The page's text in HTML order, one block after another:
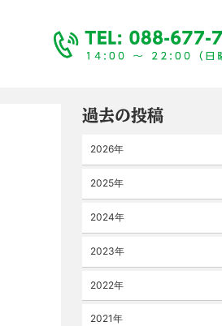
過去の投稿
2026年
2025年
2024年
2023年
2022年
2021年